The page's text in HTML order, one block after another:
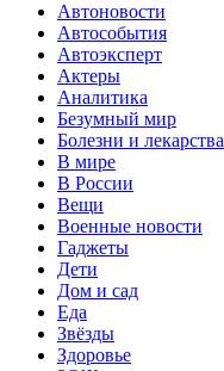
Автоновости
Автособытия
Автоэксперт
Актеры
Аналитика
Безумный мир
Болезни и лекарства
В мире
В России
Вещи
Военные новости
Гаджеты
Дети
Дом и сад
Еда
Звёзды
Здоровье